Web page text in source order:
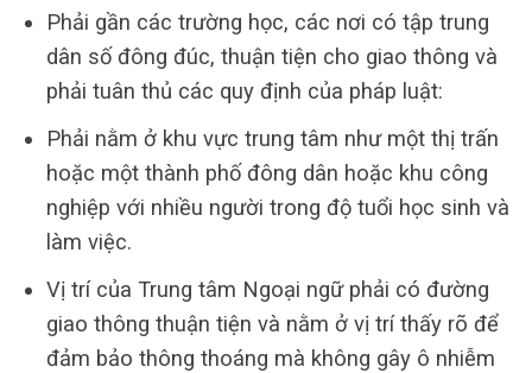
Phải gần các trường học, các nơi có tập trung
dân số đông đúc, thuận tiện cho giao thông và
phải tuân thủ các quy định của pháp luật:
Phải nằm ở khu vực trung tâm như một thị trấn
hoặc một thành phố đông dân hoặc khu công
nghiệp với nhiều người trong độ tuổi học sinh và
làm việc.
Vị trí của Trung tâm Ngoại ngữ phải có đường
giao thông thuận tiện và nằm ở vị trí thấy rõ để
đảm bảo thông thoáng mà không gây ô nhiễm